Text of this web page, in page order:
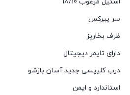
سر پیرکس
ظرف بخارپز
دارای تایمر دیجیتال
درب کلیپسی جدید آسان بازشو
استاندارد و ایمن